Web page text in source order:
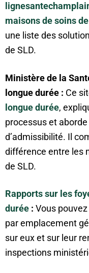
maisons de soins
une liste des
de SLD.
Ministère de la
longue durée : Ce
longue durée,
processus et
d’admissibilité. Il
différence entre les
de SLD.
Rapports sur les
durée : Vous
par emplacement
sur eux et sur leur
inspections